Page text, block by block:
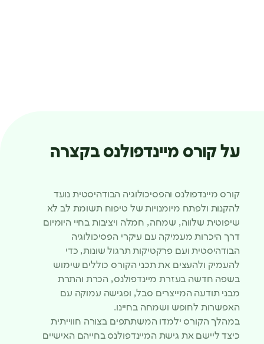
על קורס מיינדפולנס בקצרה
קורס מיינדפולנס והפסיכולוגיה הבודהיסטית נועד
להקנות ולפתח מיומנויות של טיפוח תשומת לב לא
שיפוטית שלווה, שמחה, חמלה ויציבות בחיי היומיום
דרך היכרות מעמיקה עם עיקרי הפסיכולוגיה
הבודהיסטית ועם פרקטיקות תרגול שונות, כדי
להעמיק ולהעצים את תכני הקורס כוללים שימוש
בשפה חדשה בעזרת מיינדפולנס, הכרת והתרת
מבני תודעה המייצרים סבל, ופגישה עמוקה עם
האפשרות לחופש ושמחה בחיינו.
במהלך הקורס ילמדו המשתתפים בצורה חווייתית
כיצד ליישם את גישת המיינדפולנס בחייהם האישיים